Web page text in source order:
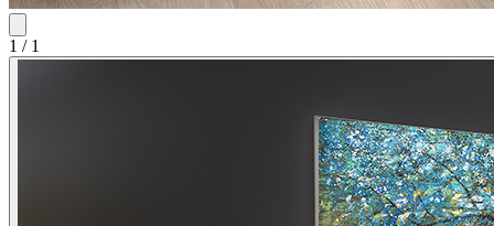
1 / 1